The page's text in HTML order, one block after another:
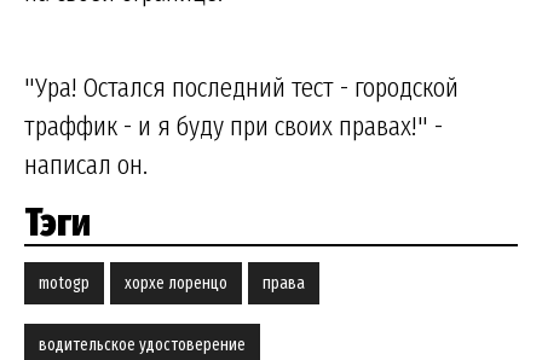
"Ура! Остался последний тест - городской
траффик - и я буду при своих правах!" -
написал он.
Тэги
motogp хорхе лоренцо права
водительское удостоверение